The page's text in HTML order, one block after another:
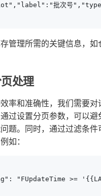
批次号
管理所需的关键信息，如
处理
率和准确性，我们需要
过设置分页参数，可以避
题。同时，通过过滤条件
如：
"FUpdateTime >=